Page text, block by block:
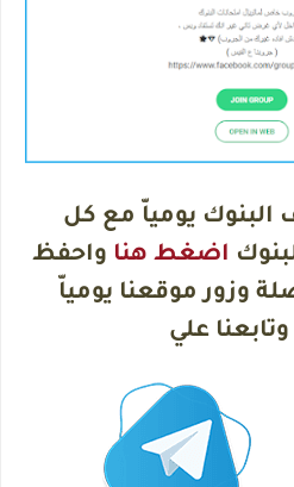
البنوك يومياّ مع كل
اضغط هنا واحفظ
وزور موقعنا يومياّ
علي